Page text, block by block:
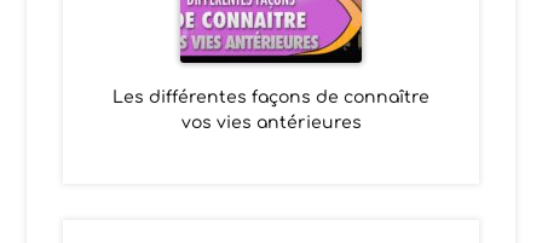
Les différentes façons de connaître
vos vies antérieures